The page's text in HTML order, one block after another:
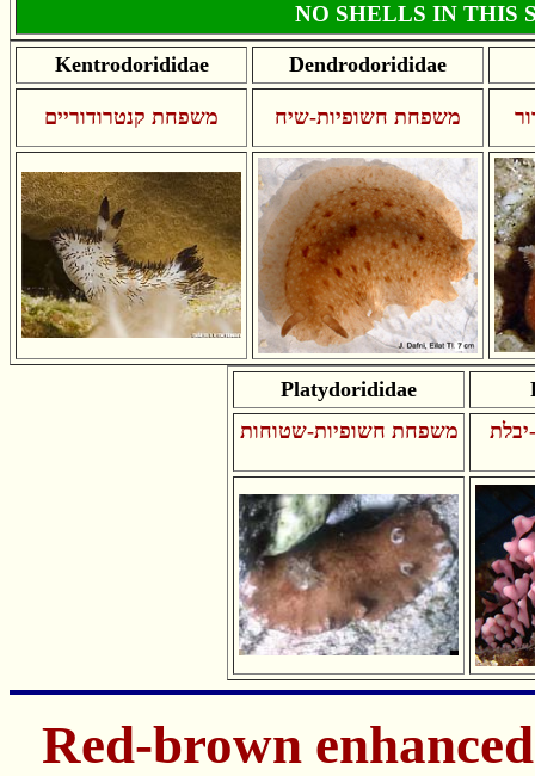
NO SHELLS IN THIS
Kentrodorididae Dendrodorididae
משפחת קנטרודוריים משפחת חשופיות-שיח
Platydorididae
משפחת חשופיות-שטוחות
Red-brown